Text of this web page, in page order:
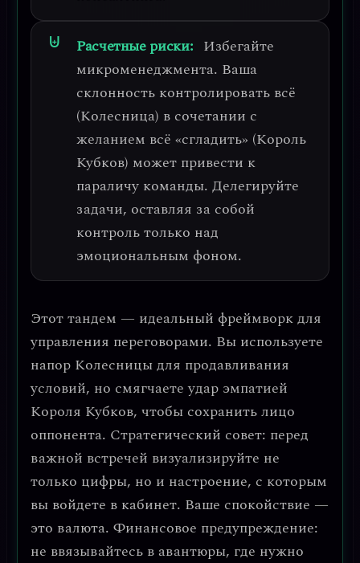
Расчетные риски: Избегайте
микроменеджмента. Ваша
склонность контролировать всё
(Колесница) в сочетании с
желанием всё «сгладить» (Король
Кубков) может привести к
параличу команды. Делегируйте
задачи, оставляя за собой
контроль только над
эмоциональным фоном.
Этот тандем — идеальный фреймворк для
управления переговорами. Вы используете
напор Колесницы для продавливания
условий, но смягчаете удар эмпатией
Короля Кубков, чтобы сохранить лицо
оппонента. Стратегический совет: перед
важной встречей визуализируйте не
только цифры, но и настроение, с которым
вы войдете в кабинет. Ваше спокойствие —
это валюта. Финансовое предупреждение:
не ввязывайтесь в авантюры, где нужно